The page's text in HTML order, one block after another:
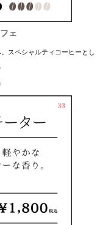
ェ
スペシャルティコーヒーとし